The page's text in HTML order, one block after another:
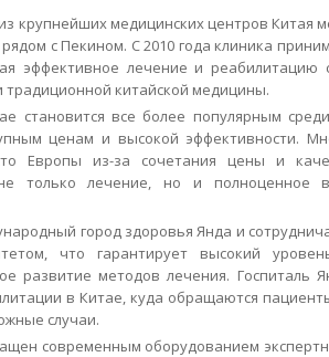
крупнейших медицинских центров Китая
с Пекином. С 2010 года клиника
эффективное лечение и реабилитацию
традиционной китайской медицины.
становится все более популярным
ценам и высокой эффективности.
Европы из-за сочетания цены и
только лечение, но и полноценное
город здоровья Янда и
что гарантирует высокий
развитие методов лечения. Госпиталь
в Китае, куда обращаются
случаи.
современным оборудованием